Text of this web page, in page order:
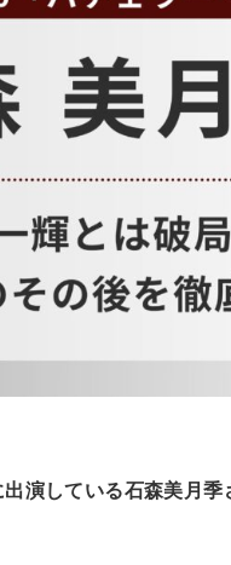
演している石森美月季